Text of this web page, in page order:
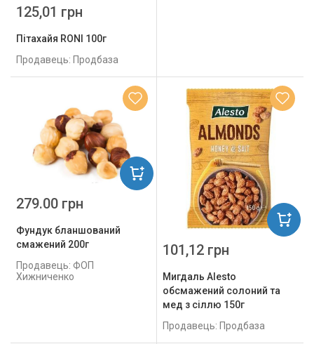
Пітахайя RONI 100г
Продавець: Продбаза
125,01 грн
Фундук бланшований
смажений 200г
Продавець: ФОП
Хижниченко
279.00 грн
Мигдаль Alesto
обсмажений солоний та
мед з сіллю 150г
Продавець: Продбаза
101,12 грн